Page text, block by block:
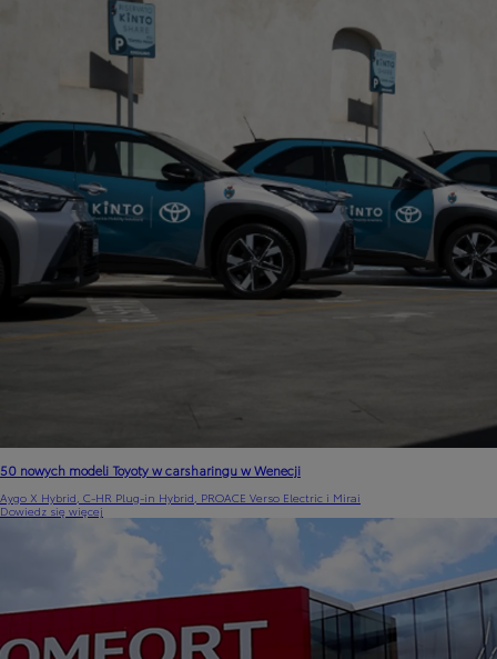
50 nowych modeli Toyoty w carsharingu w Wenecji
Aygo X Hybrid, C-HR Plug-in Hybrid, PROACE Verso Electric i Mirai
Dowiedz się więcej